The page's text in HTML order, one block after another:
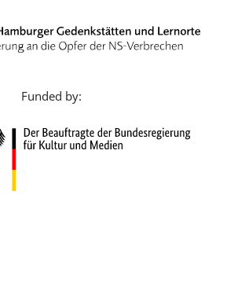
Nederlands
Funded by: